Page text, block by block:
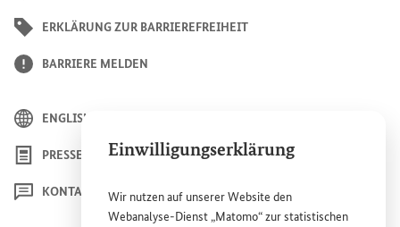
Einwilligungserklärung
Wir nutzen auf unsererWebsite den
Webanalyse-Dienst „Matomo“ zur statistischen
ERKLÄRUNG ZUR BARRIEREFREIHEIT
BARRIERE MELDEN
ENGLISH
PRESSE
KONTAKT